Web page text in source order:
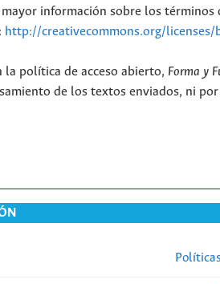
mayor información sobre los términos
http://creativecommons.org/licenses/
la política de acceso abierto, Forma y
de los textos enviados, ni